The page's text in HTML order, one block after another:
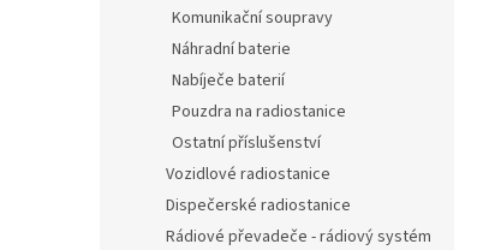
Komunikační soupravy
Náhradní baterie
Nabíječe baterií
Pouzdra na radiostanice
Ostatní příslušenství
Vozidlové radiostanice
Dispečerské radiostanice
Rádiové převadeče - rádiový systém